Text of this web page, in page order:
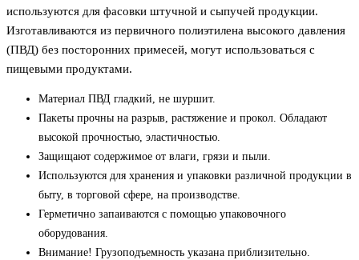
используются для фасовки штучной и сыпучей продукции.
Изготавливаются из первичного полиэтилена высокого давления
(ПВД) без посторонних примесей, могут использоваться с
пищевыми продуктами.
Материал ПВД гладкий, не шуршит.
Пакеты прочны на разрыв, растяжение и прокол. Обладают
высокой прочностью, эластичностью.
Защищают содержимое от влаги, грязи и пыли.
Используются для хранения и упаковки различной продукции в
быту, в торговой сфере, на производстве.
Герметично запаиваются с помощью упаковочного
оборудования.
Внимание! Грузоподъемность указана приблизительно.